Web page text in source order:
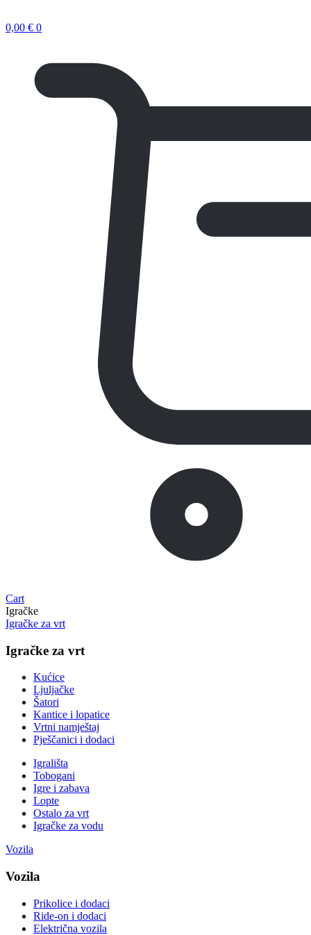
0,00 € 0
Cart
Igračke
Igračke za vrt
Igračke za vrt
Kućice
Ljuljačke
Šatori
Kantice i lopatice
Vrtni namještaj
Pješčanici i dodaci
Igrališta
Tobogani
Igre i zabava
Lopte
Ostalo za vrt
Igračke za vodu
Vozila
Vozila
Prikolice i dodaci
Ride-on i dodaci
Električna vozila